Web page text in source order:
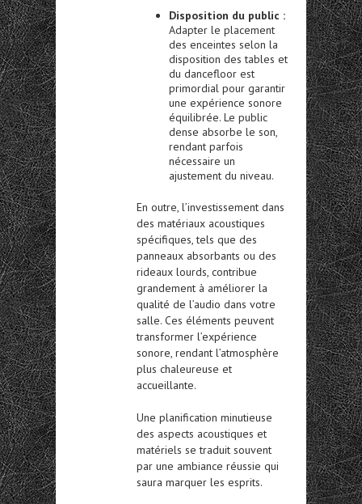
Disposition du public :
Adapter le placement
des enceintes selon la
disposition des tables et
du dancefloor est
primordial pour garantir
une expérience sonore
équilibrée. Le public
dense absorbe le son,
rendant parfois
nécessaire un
ajustement du niveau.
En outre, l’investissement dans
des matériaux acoustiques
spécifiques, tels que des
panneaux absorbants ou des
rideaux lourds, contribue
grandement à améliorer la
qualité de l’audio dans votre
salle. Ces éléments peuvent
transformer l’expérience
sonore, rendant l’atmosphère
plus chaleureuse et
accueillante.
Une planification minutieuse
des aspects acoustiques et
matériels se traduit souvent
par une ambiance réussie qui
saura marquer les esprits.